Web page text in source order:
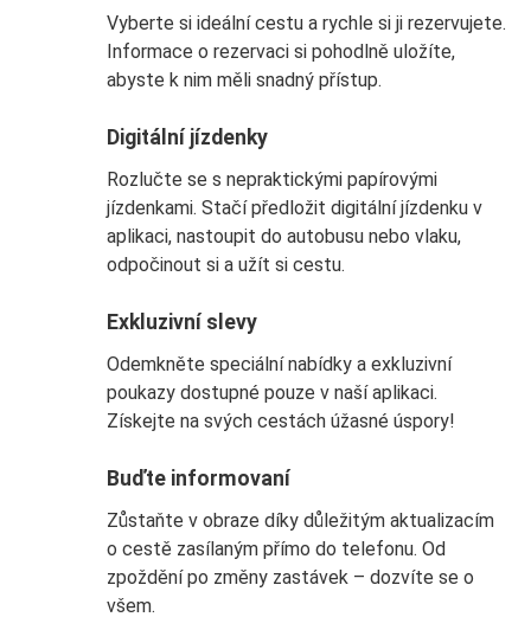
Vyberte si ideální cestu a rychle si ji rezervujete.
Informace o rezervaci si pohodlně uložíte,
abyste k nim měli snadný přístup.
Digitální jízdenky
Rozlučte se s nepraktickými papírovými
jízdenkami. Stačí předložit digitální jízdenku v
aplikaci, nastoupit do autobusu nebo vlaku,
odpočinout si a užít si cestu.
Exkluzivní slevy
Odemkněte speciální nabídky a exkluzivní
poukazy dostupné pouze v naší aplikaci.
Získejte na svých cestách úžasné úspory!
Buďte informovaní
Zůstaňte v obraze díky důležitým aktualizacím
o cestě zasílaným přímo do telefonu. Od
zpoždění po změny zastávek – dozvíte se o
všem.